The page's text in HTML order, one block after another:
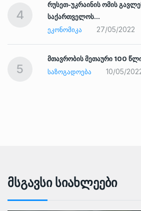
4
რუსეთ-უკრაინის ომის
საქართველოს…
ᲔᲙᲝᲜᲝᲛᲘᲙᲐ
27/05/2022
5
მთავრობის მეთაური 100
ᲡᲐᲖᲝᲒᲐᲓᲝᲔᲑᲐ
10/05/
Მსგავსი Სიახლეები